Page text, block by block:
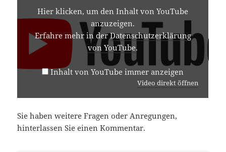
YOUTUBEHier klicken, um den Inhalt von YouTube
anzuzeigen.
Erfahre mehr in derDatenschutzerklärung
von YouTube.
Inhalt von YouTube immer anzeigen
Video direkt öffnen
Sie haben weitere Fragen oder Anregungen,
hinterlassen Sie einen Kommentar.